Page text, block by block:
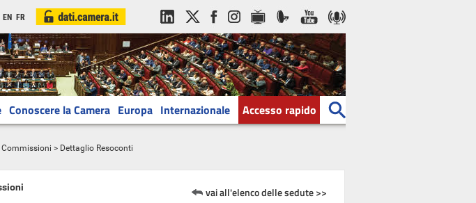
EN FR
Conoscere la Camera Europa Internazionale Accesso rapido
Commissioni > Dettaglio Resoconti
vai all'elenco delle sedute >>